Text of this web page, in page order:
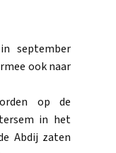
september
ook naar
op de
in het
Abdij zaten